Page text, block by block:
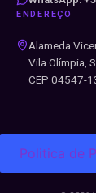
ENDEREÇO
Alameda
Vila Olímpia,
CEP 04547-
Politica de